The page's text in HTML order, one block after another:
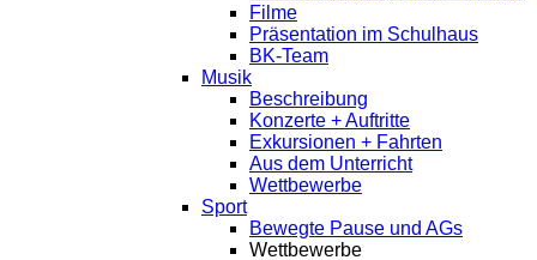
Filme
Präsentation im Schulhaus
BK-Team
Musik
Beschreibung
Konzerte + Auftritte
Exkursionen + Fahrten
Aus dem Unterricht
Wettbewerbe
Sport
Bewegte Pause und AGs
Wettbewerbe